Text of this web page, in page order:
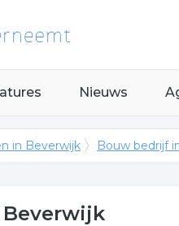
Nieuws
in Beverwijk Bouw bedrijf